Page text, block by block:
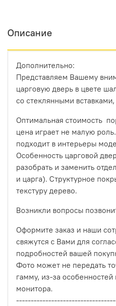
Описание
Дополнительно:
Представляем Вашему
царговую дверь в цвете
со стеклянными
Оптимальная стоимость
цена играет не малую
подходит в интерьеры
Особенность царговой
разобрать и заменить
и царга). Структурное
текстуру дерево.
Возникли вопросы
Оформите заказ и наши
свяжутся с Вами для
подробностей вашей
Фото может не передать
гамму, из-за
монитора.